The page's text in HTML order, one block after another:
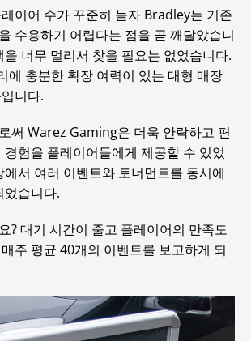
이어 수가 꾸준히 늘자 Bradley는 기존
수용하기 어렵다는 점을 곧 깨달았습니
을 너무 멀리서 찾을 필요는 없었습니다.
에 충분한 확장 여력이 있는 대형 매장
니다.
써 Warez Gaming은 더욱 안락하고 편
험을 플레이어들에게 제공할 수 있었
서 여러 이벤트와 토너먼트를 동시에
었습니다.
? 대기 시간이 줄고 플레이어의 만족도
주 평균 40개의 이벤트를 보고하게 되